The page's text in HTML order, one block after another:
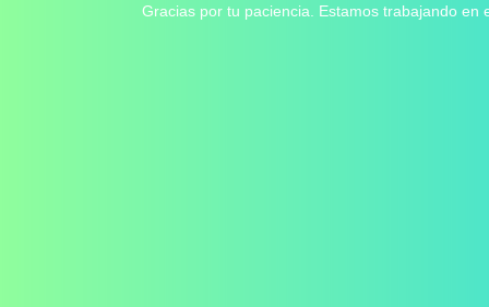
Gracias por tu paciencia. Estamos trabajando en